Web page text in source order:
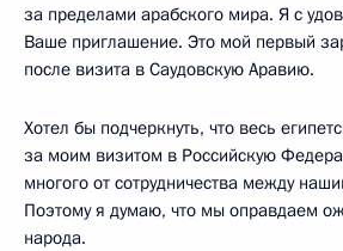
за пределами арабского мира. Я с
Ваше приглашение. Это мой первый
после визита в Саудовскую Аравию.
Хотел бы подчеркнуть, что весь
за моим визитом в Российскую
многого от сотрудничества между
Поэтому я думаю, что мы оправдаем
народа.